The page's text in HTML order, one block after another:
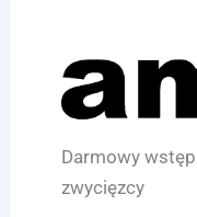
Darmowy
zwycięzcy